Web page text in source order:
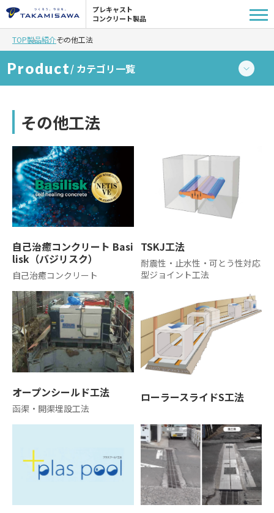
プレキャスト
コンクリート製品
TOP製品紹介その他工法
Product/ カテゴリ一覧
側溝
桝
縁石-L型側溝
カルバート
貯留
農業用水路
その他工法
その他工法
自己治癒コンクリート Basi
lisk（バジリスク）
自己治癒コンクリート
TSKJ工法
耐震性・止水性・可とう性対応
型ジョイント工法
オープンシールド工法
函渠・開渠埋設工法
ローラースライドS工法